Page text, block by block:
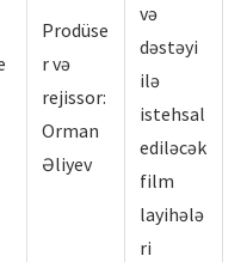
Prodüse
r və
rejissor:
Orman
Əliyev
və
dəstəyi
ilə
istehsal
ediləcək
film
layihələ
ri